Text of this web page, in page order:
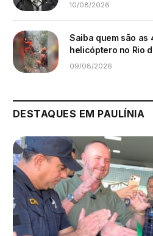
10/08/2026
Saiba quem são as
helicóptero no Rio
09/08/2026
DESTAQUES EM PAULÍNIA